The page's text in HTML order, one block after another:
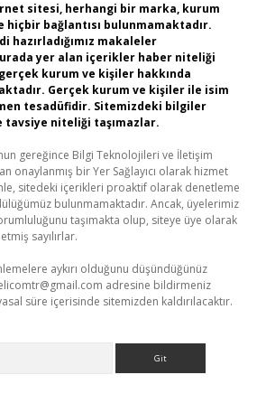
sitesi, herhangi bir marka, kurum
hiçbir bağlantısı bulunmamaktadır.
hazırladığımız makaleler
yer alan içerikler haber niteliği
kurum ve kişiler hakkında
Gerçek kurum ve kişiler ile isim
tesadüfidir. Sitemizdeki bilgiler
niteliği taşımazlar.
gereğince Bilgi Teknolojileri ve İletişim
onaylanmış bir Yer Sağlayıcı olarak hizmet
sitedeki içerikleri proaktif olarak denetleme
bulunmamaktadır. Ancak, üyelerimiz
taşımakta olup, siteye üye olarak
sayılırlar.
aykırı olduğunu düşündüğünüz
adresine bildirmeniz
süre içerisinde sitemizden kaldırılacaktır.